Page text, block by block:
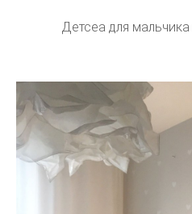
Детсеа для